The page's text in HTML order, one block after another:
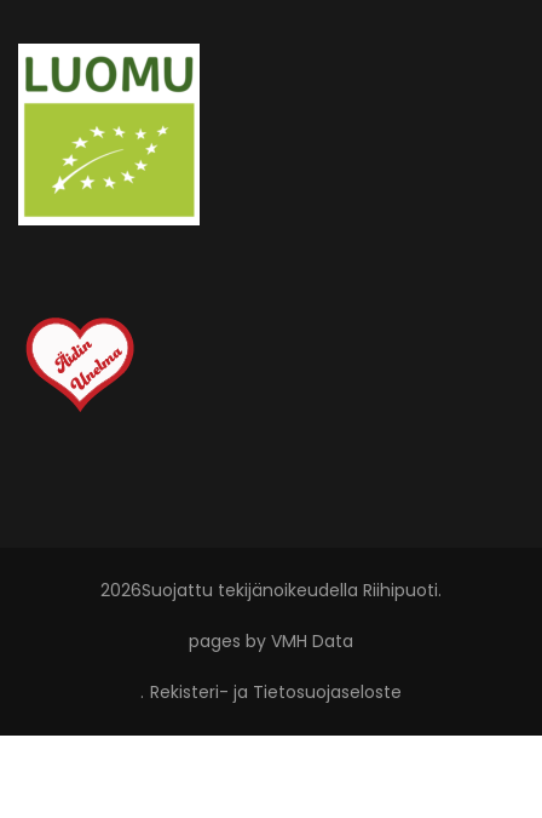
2026Suojattu tekijänoikeudella Riihipuoti.
pages by VMH Data
. Rekisteri- ja Tietosuojaseloste